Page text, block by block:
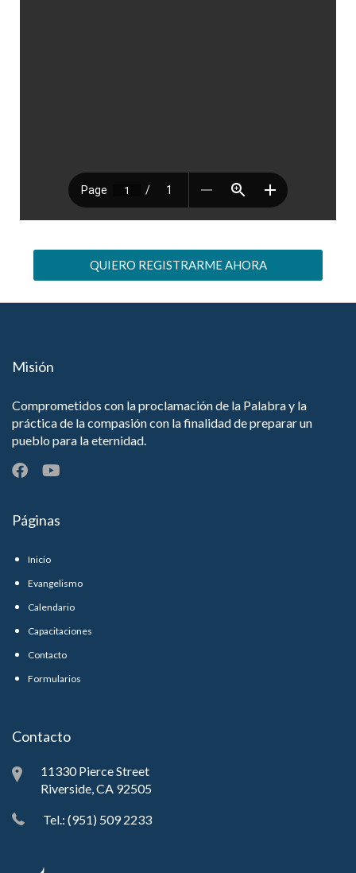
QUIERO REGISTRARME AHORA
Misión
Comprometidos con la proclamación de la Palabra y la
práctica de la compasión con la finalidad de preparar un
pueblo para la eternidad.
Páginas
Inicio
Evangelismo
Calendario
Capacitaciones
Contacto
Formularios
Contacto
11330 Pierce Street
Riverside, CA 92505
Tel.: (951) 509 2233